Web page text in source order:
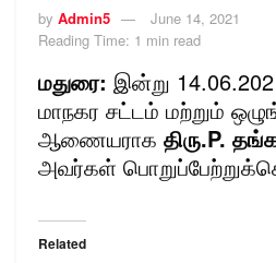
by Admin5
June 14, 2021
Reading Time: 1 min read
மதுரை: இன்று
மாநகர சட்டம் மற்றும்
ஆணையராக திரு.P.
அவர்கள்
Related